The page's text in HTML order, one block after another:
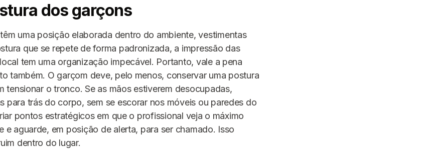
dos garçons
uma posição elaborada dentro do ambiente, vestimentas
que se repete de forma padronizada, a impressão das
tem uma organização impecável. Portanto, vale a pena
também. O garçom deve, pelo menos, conservar uma postura
tensionar o tronco. Se as mãos estiverem desocupadas,
para trás do corpo, sem se escorar nos móveis ou paredes do
pontos estratégicos em que o profissional veja o máximo
e aguarde, em posição de alerta, para ser chamado. Isso
dentro do lugar.